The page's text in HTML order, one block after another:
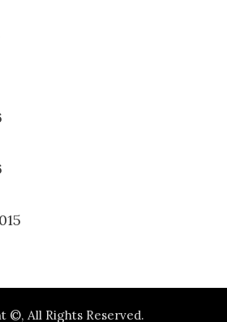
©, All Rights Reserved.